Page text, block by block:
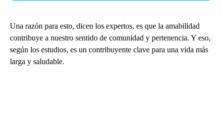
Una razón para esto, dicen los expertos, es que la amabilidad
contribuye a nuestro sentido de comunidad y pertenencia. Y eso,
según los estudios, es un contribuyente clave para una vida más
larga y saludable.